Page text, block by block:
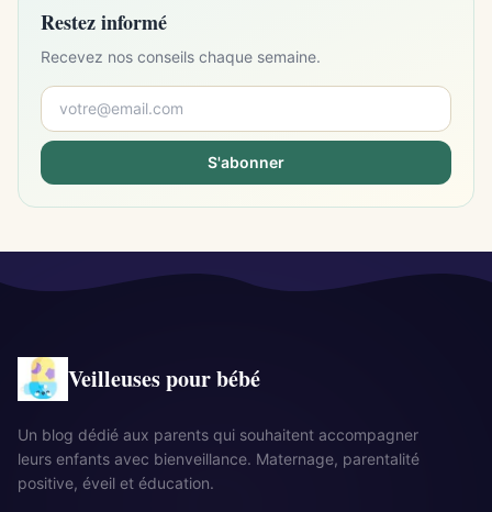
Restez informé
Recevez nos conseils chaque semaine.
S'abonner
Veilleuses pour bébé
Un blog dédié aux parents qui souhaitent accompagner
leurs enfants avec bienveillance. Maternage, parentalité
positive, éveil et éducation.